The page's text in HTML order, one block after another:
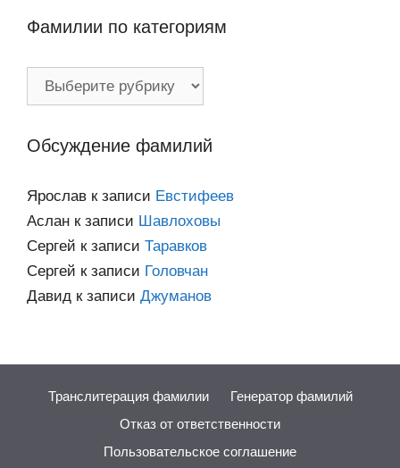
Фамилии по категориям
Обсуждение фамилий
Ярослав к записи Евстифеев
Аслан к записи Шавлоховы
Сергей к записи Таравков
Сергей к записи Головчан
Давид к записи Джуманов
Транслитерация фамилии
Генератор фамилий
Отказ от ответственности
Пользовательское соглашение